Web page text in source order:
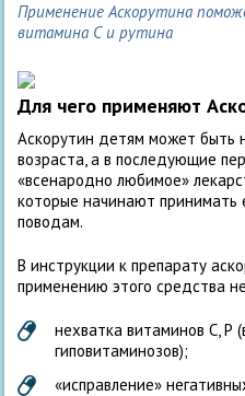
Применение Аскорутина
витамина С и рутина
Для чего применяют
Аскорутин детям может быть
возраста, а в последующие
«всенародно любимое»
которые начинают принимать
поводам.
В инструкции к препарату
применению этого средства
нехватка витаминов С, Р
гиповитаминозов);
«исправление»